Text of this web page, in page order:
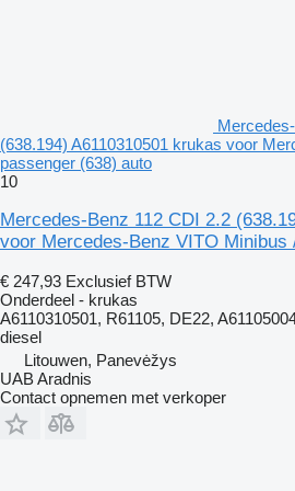
(638.194) A6110310501 krukas voor
passenger (638) auto
10
Mercedes-Benz 112 CDI 2.2
voor Mercedes-Benz VITO Minibus
€ 247,93 Exclusief BTW
Onderdeel - krukas
A6110310501, R61105, DE22,
diesel
Litouwen, Panevėžys
UAB Aradnis
Contact opnemen met verkoper